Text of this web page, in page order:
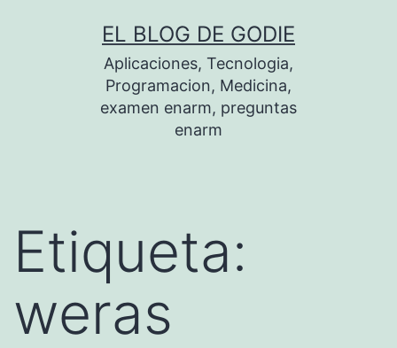
EL BLOG DE GODIE
Aplicaciones, Tecnologia,
Programacion, Medicina,
examen enarm, preguntas
enarm
Etiqueta:
weras